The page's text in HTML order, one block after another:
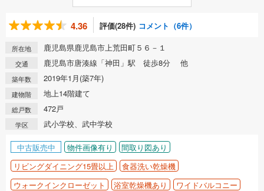
4.36 評価(28件) コメント（6件）
所在地 鹿児島県鹿児島市上荒田町５６－１
交通 鹿児島市唐湊線「神田」駅 徒歩8分 他
築年数 2019年1月(築7年)
建物階 地上14階建て
総戸数 472戸
学区 武小学校、武中学校
中古販売中 物件画像有り
間取り図あり
リビングダイニング15畳以上
食器洗い乾燥機
ウォークインクローゼット
浴室乾燥機あり
ワイドバルコニー